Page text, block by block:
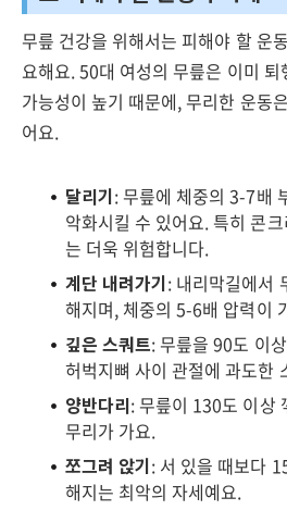
무릎 건강을 위해서는 피해야 할 운
요해요. 50대 여성의 무릎은 이미
가능성이 높기 때문에, 무리한 운동
어요.
달리기: 무릎에 체중의 3-7배
악화시킬 수 있어요. 특히 콘
는 더욱 위험합니다.
계단 내려가기: 내리막길에서
해지며, 체중의 5-6배 압력이
깊은 스쿼트: 무릎을 90도 이
허벅지뼈 사이 관절에 과도한
양반다리: 무릎이 130도 이상
무리가 가요.
쪼그려 앉기: 서 있을 때보다
해지는 최악의 자세예요.